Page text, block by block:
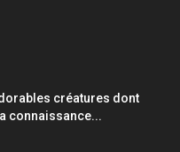
créatures dont
connaissance...